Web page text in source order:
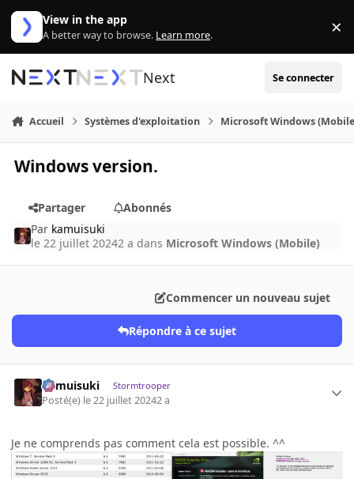
Aller au contenu
View in the app
A better way to browse. Learn more. ×
Next Se connecter
Accueil Systèmes d'exploitation Microsoft Windows
Windows version.
Partager
Abonnés
Par kamuisuki
le 22 juillet 20242 a dans Microsoft Windows (Mobile)
Commencer un nouveau sujet
Répondre à ce sujet
kamuisuki Stormtrooper
Posté(e) le 22 juillet 20242 a
Je ne comprends pas comment cela est possible. ^^